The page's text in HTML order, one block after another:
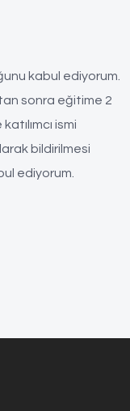
kabul ediyorum.
sonra eğitime 2
ismi
bildirilmesi
ediyorum.